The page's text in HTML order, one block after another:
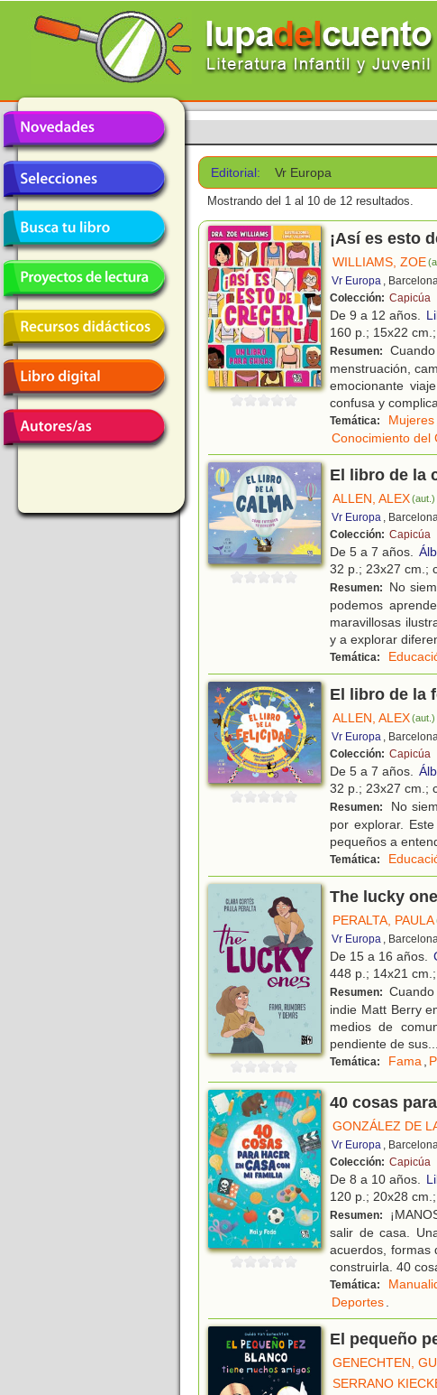
Editorial: Vr Europa
Mostrando del 1 al 10 de 12 resultados.
¡Así es esto
WILLIAMS, ZOE
Vr Europa ,
Colección: Capicúa
De 9 a 12 años.
160 p.; 15x22
Resumen:
menstruación,
emocionante
confusa y
Temática: Mujeres
Conocimiento del
El libro de la
ALLEN, ALEX(aut.)
Vr Europa ,
Colección: Capicúa
De 5 a 7 años.
32 p.; 23x27 cm.;
Resumen:
No
podemos
maravillosas
y a explorar
Temática:
El libro de la
ALLEN, ALEX(aut.)
Vr Europa ,
Colección: Capicúa
De 5 a 7 años.
32 p.; 23x27 cm.;
Resumen:
No
por explorar.
pequeños a
Temática:
The lucky
PERALTA, PAULA
Vr Europa ,
De 15 a 16 años.
448 p.; 14x21
Resumen:
indie Matt Berry
medios de
pendiente de sus...
Temática: Fama,
40 cosas
GONZÁLEZ DE
Vr Europa ,
Colección: Capicúa
De 8 a 10 años.
120 p.; 20x28
Resumen:
salir de casa.
acuerdos, formas
construirla. 40
Temática:
Deportes.
El pequeño
GENECHTEN,
SERRANO